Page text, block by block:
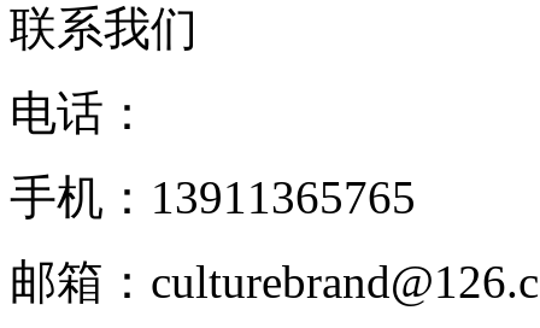
联系我们
电话：
手机：13911365765
邮箱：